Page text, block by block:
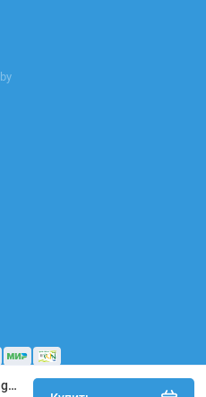
Стульчик для кормления Bubago Amelia Латте/ LatteBG 103-4 (светло бежевый)